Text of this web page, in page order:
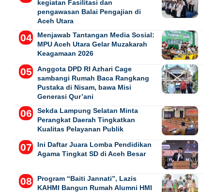
kegiatan Fasilitasi dan
pengawasan Balai Pengajian di
Aceh Utara
Menjawab Tantangan Media Sosial:
MPU Aceh Utara Gelar Muzakarah
Keagamaan 2026
Anggota DPD RI Azhari Cage
sambangi Rumah Baca Rangkang
Pustaka di Nisam, bawa Misi
Generasi Qur’ani
Sekda Lampung Selatan Minta
Perangkat Daerah Tingkatkan
Kualitas Pelayanan Publik
Ini Daftar Juara Lomba Pendidikan
Agama Tingkat SD di Aceh Besar
Program “Baiti Jannati”, Lazis
KAHMI Bangun Rumah Alumni HMI